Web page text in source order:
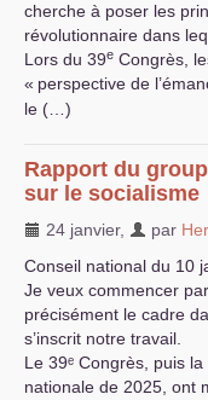
cherche à poser les
révolutionnaire dans
Lors du 39e Congrès,
« perspective de
le (…)
Rapport du
sur le socialisme
24 janvier, par
Conseil national du 10
Je veux commencer
précisément le cadre
s’inscrit notre travail.
Le 39ᵉ Congrès, puis
nationale de 2025, ont